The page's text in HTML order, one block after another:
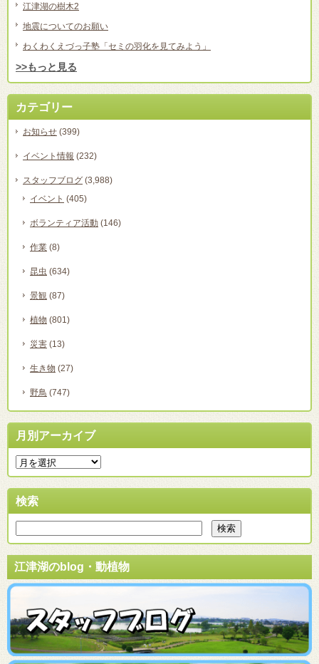
江津湖の樹木2
地震についてのお願い
わくわくえづっ子塾「セミの羽化を見てみよう」
>>もっと見る
カテゴリー
お知らせ (399)
イベント情報 (232)
スタッフブログ (3,988)
イベント (405)
ボランティア活動 (146)
作業 (8)
昆虫 (634)
景観 (87)
植物 (801)
災害 (13)
生き物 (27)
野鳥 (747)
月別アーカイブ
検索
江津湖のblog・動植物